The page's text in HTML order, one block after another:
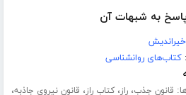
به شبهات آن
کتاب‌های روانشناسی
قانون جذب،راز،کتاب راز، قانون نیروی جاذبه،